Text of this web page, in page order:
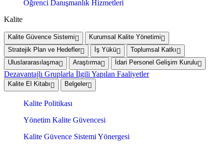
Öğrenci Danışmanlık Hizmetleri
Kalite
Kalite Güvence Sistemi
Kurumsal Kalite Yönetimi
Stratejik Plan ve Hedefler
İş Yükü
Toplumsal Katkı
Uluslararasılaşma
Araştırma İdari Personel Gelişim Kurulu
Dezavantajlı Gruplarla İlgili Yapılan Faaliyetler
Kalite El Kitabı Belgeler
Kalite Politikası
Yönetim Kalite Güvencesi
Kalite Güvence Sistemi Yönergesi